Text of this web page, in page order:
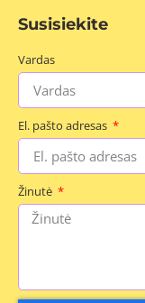
Susisiekite
Vardas
El. pašto adresas
Žinutė